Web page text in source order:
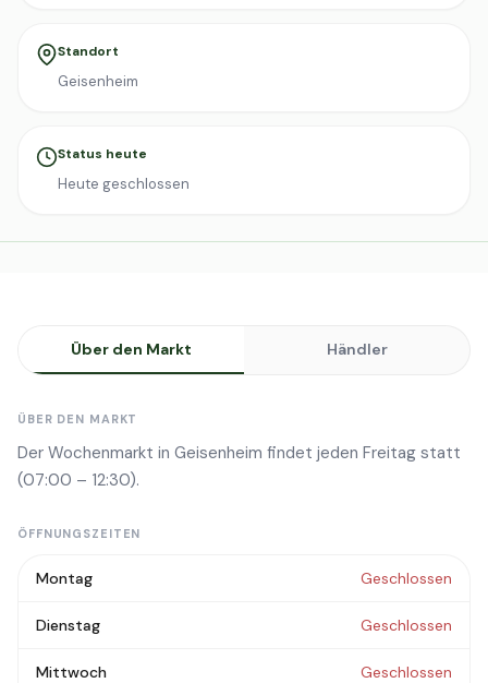
Standort
Geisenheim
Status heute
Heute geschlossen
Über den Markt Händler
ÜBER DEN MARKT
Der Wochenmarkt in Geisenheim findet jeden Freitag statt
(07:00 – 12:30).
ÖFFNUNGSZEITEN
Montag Geschlossen
Dienstag Geschlossen
Mittwoch Geschlossen